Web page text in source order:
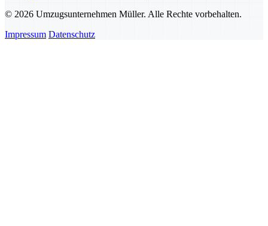
© 2026 Umzugsunternehmen Müller. Alle Rechte vorbehalten.
Impressum Datenschutz